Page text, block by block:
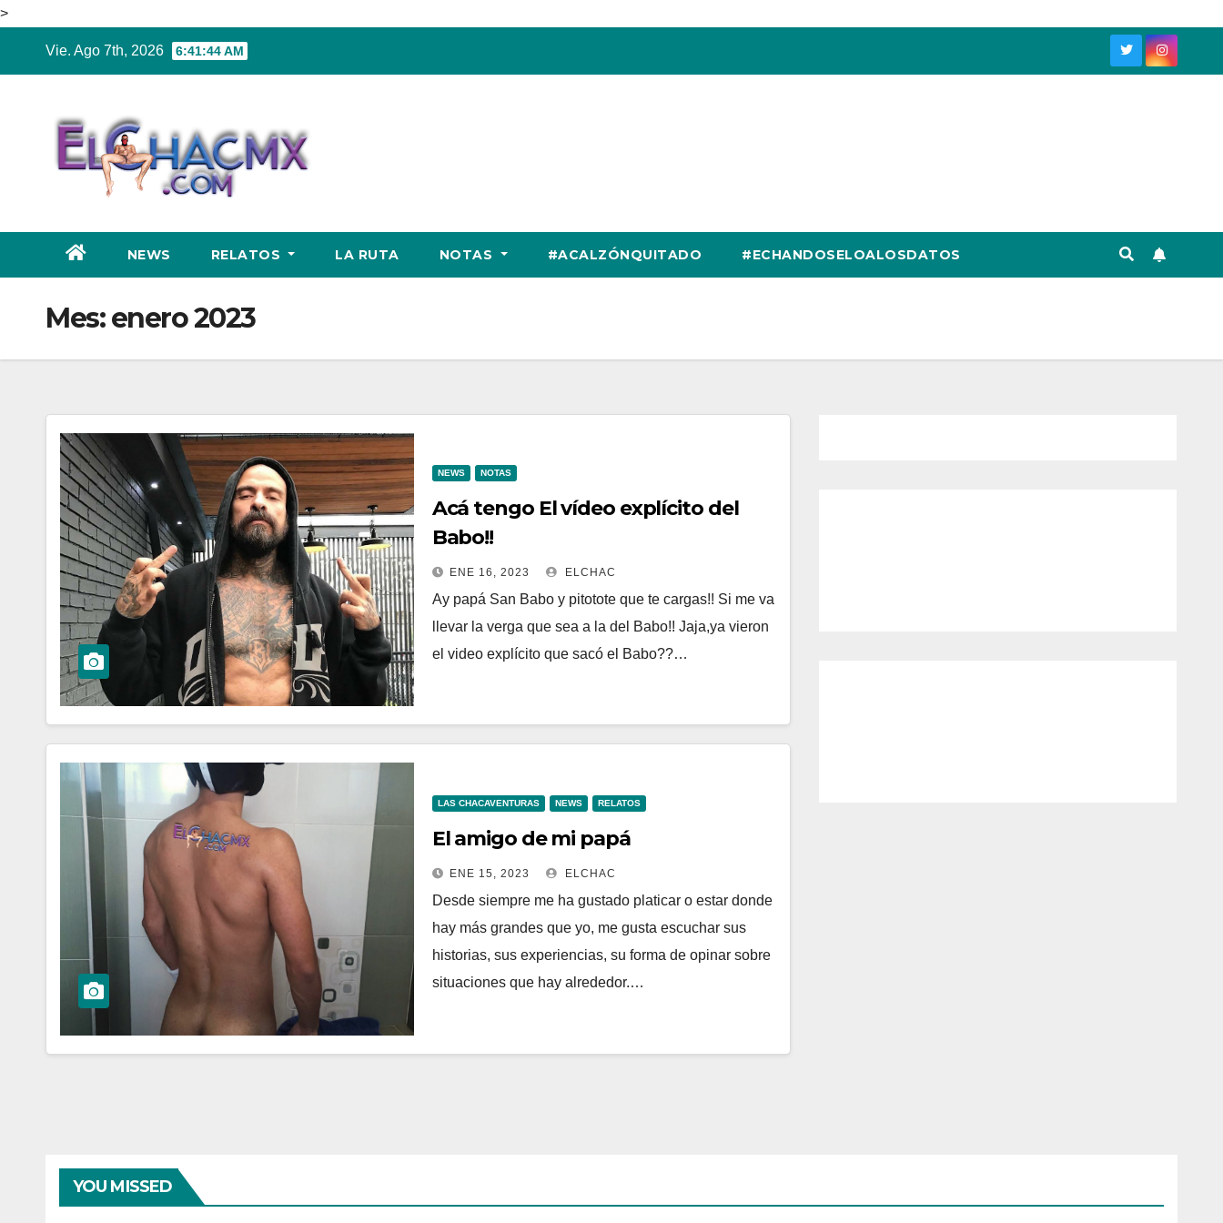
>
Vie. Ago 7th, 2026 6:41:44 AM
NEWS RELATOS LA RUTA NOTAS #ACALZÓNQUITADO #ECHANDOSELOALOSDATOS
Mes:enero 2023
NEWS NOTAS
Acá tengo El vídeo explícito del
Babo!!
ENE 16, 2023 ELCHAC
Ay papá San Babo y pitotote que te cargas!! Si me va
llevar la verga que sea a la del Babo!! Jaja,ya vieron
el video explícito que sacó el Babo??…
LAS CHACAVENTURAS NEWS RELATOS
El amigo de mi papá
ENE 15, 2023 ELCHAC
Desde siempre me ha gustado platicar o estar donde
hay más grandes que yo, me gusta escuchar sus
historias, sus experiencias, su forma de opinar sobre
situaciones que hay alrededor.…
YOU MISSED